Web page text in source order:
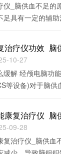
仪_脑供血不足的
足具有一定的辅
治疗仪功效_脑
10-27
缓解 经颅电脑功
等设备)‌对于脑
康复治疗仪_脑
09-28
复治疗仪_脑供血